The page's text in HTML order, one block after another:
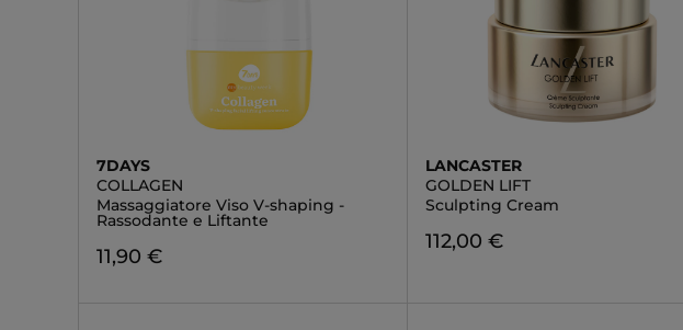
7DAYS
COLLAGEN
Massaggiatore Viso V-shaping -
Rassodante e Liftante
11,90 €
LANCASTER
GOLDEN LIFT
Sculpting Cream
112,00 €